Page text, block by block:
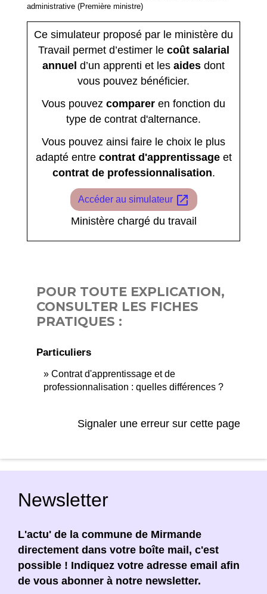
administrative (Première ministre)
Ce simulateur proposé par le ministère du
Travail permet d’estimer le coût salarial
annuel d’un apprenti et les aides dont
vous pouvez bénéficier.
Vous pouvez comparer en fonction du
type de contrat d'alternance.
Vous pouvez ainsi faire le choix le plus
adapté entre contrat d'apprentissageet
contrat de professionnalisation.
Accéder au simulateur open_in_new
Ministère chargé du travail
POUR TOUTE EXPLICATION,
CONSULTER LES FICHES
PRATIQUES :
Particuliers
Contrat d'apprentissage et de
professionnalisation : quelles différences ?
Signaler une erreur sur cette page
Newsletter
L'actu' de la commune de Mirmande
directement dans votre boîte mail, c'est
possible ! Indiquez votre adresse email afin
de vous abonner à notre newsletter.